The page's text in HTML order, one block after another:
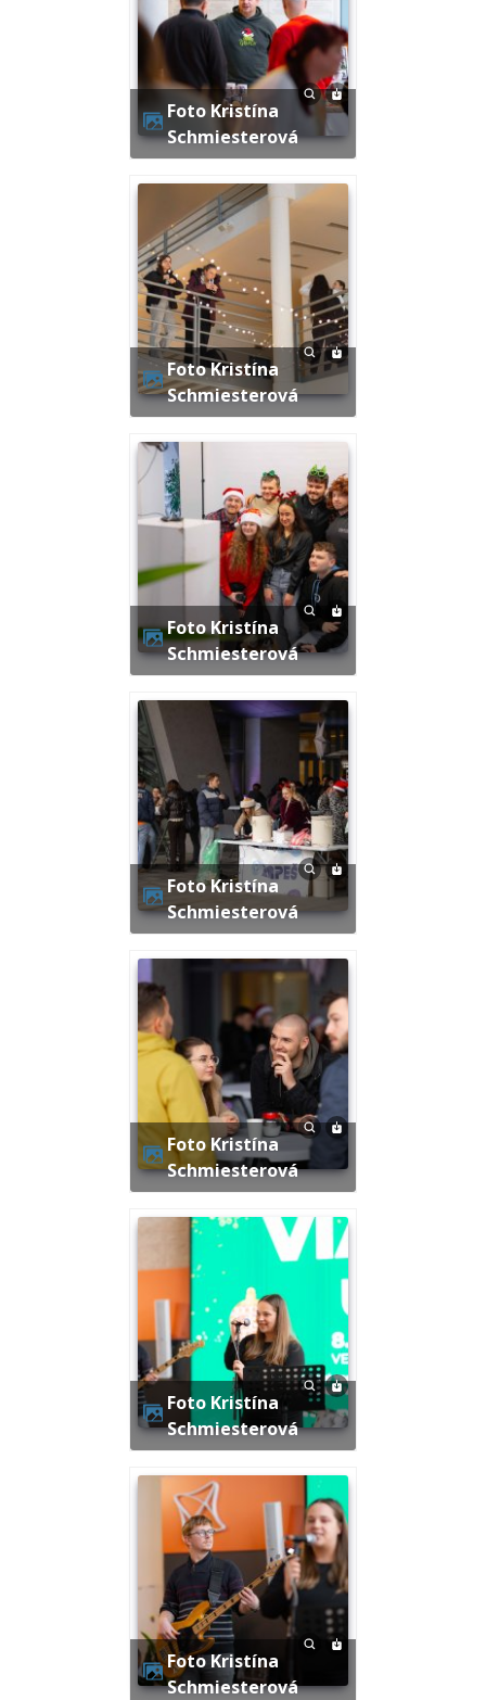
Foto Kristína
Schmiesterová
Foto Kristína
Schmiesterová
Foto Kristína
Schmiesterová
Foto Kristína
Schmiesterová
Foto Kristína
Schmiesterová
Foto Kristína
Schmiesterová
Foto Kristína
Schmiesterová